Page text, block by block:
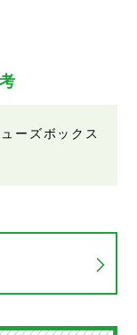
ーズボックス